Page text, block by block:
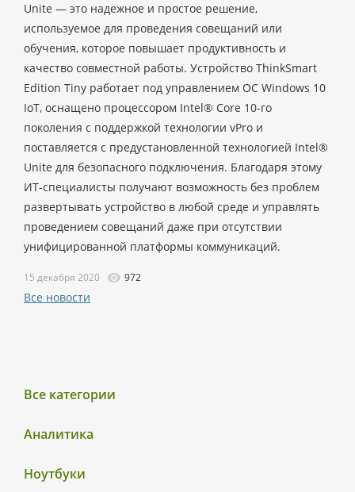
Все категории
Аналитика
Ноутбуки
Unite — это надежное и простое решение,
используемое для проведения совещаний или
обучения, которое повышает продуктивность и
качество совместной работы. Устройство ThinkSmart
Edition Tiny работает под управлением ОС Windows 10
IoT, оснащено процессором Intel® Core 10-го
поколения с поддержкой технологии vPro и
поставляется с предустановленной технологией Intel®
Unite для безопасного подключения. Благодаря этому
ИТ-специалисты получают возможность без проблем
развертывать устройство в любой среде и управлять
проведением совещаний даже при отсутствии
унифицированной платформы коммуникаций.
15 декабря 2020 972
Все новости